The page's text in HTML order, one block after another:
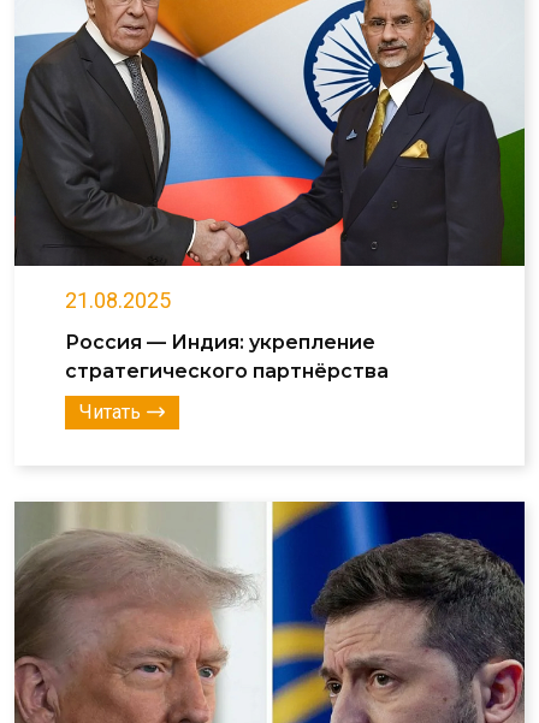
21.08.2025
Россия — Индия: укрепление
стратегического партнёрства
Читать